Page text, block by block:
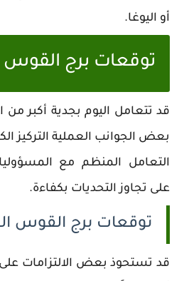
أو اليوغا.
توقعات برج القوس
قد تتعامل اليوم بجدية أكبر
بعض الجوانب العملية التركيز
التعامل المنظم مع
على تجاوز التحديات بكفاءة.
توقعات برج القوس
قد تستحوذ بعض الالتزامات